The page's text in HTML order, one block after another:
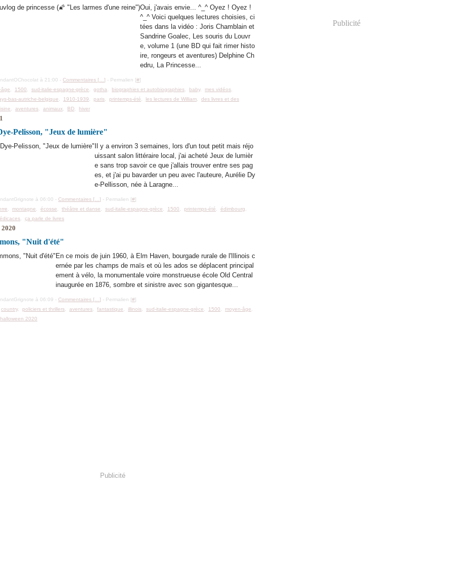
Oui, j'avais envie... ^_^ Oyez ! Oyez !
^_^ Voici quelques lectures choisies, ci
tées dans la vidéo : Joris Chamblain et
Sandrine Goalec, Les souris du Louvr
e, volume 1 (une BD qui fait rimer histo
ire, rongeurs et aventures) Delphine Ch
edru, La Princesse...
à 21:00 -Commentaires [ …] - Permalien [#]
âge 1500 ,sud-italie-espagne-grèce ,gotha biographies et autobiographies baby, mes vidéos
bas-autriche-belgique
1910-1939 paris printemps-été les lectures de William ,des livres et des
,aventures ,animaux BD hiver
Pelisson, "Jeux de lumière"
Il y a environ 3 semaines, lors d'un tout petit mais réjo
uissant salon littéraire local, j'ai acheté Jeux de lumièr
e sans trop savoir ce que j'allais trouver entre ses pag
es, et j'ai pu bavarder un peu avec l'auteure, Aurélie Dy
e-Pellisson, née à Laragne...
à 06:00 -Commentaires [ …] - Permalien [#]
montagne ,écosse ,théâtre et danse ,sud-italie-espagne-grèce 1500 printemps-été ,édimbourg
,ça parle de livres
"Nuit d'été"
En ce mois de juin 1960, à Elm Haven, bourgade rurale de l'Illinois c
ernée par les champs de maïs et où les ados se déplacent principal
ement à vélo, la monumentale voire monstrueuse école Old Central
inaugurée en 1876, sombre et sinistre avec son gigantesque...
à 06:09 -Commentaires [ …] - Permalien [#]
country, policiers et thrillers ,aventures ,fantastique illinois ,sud-italie-espagne-grèce 1500 moyen-âge
halloween 2020
Publicité
Publicité